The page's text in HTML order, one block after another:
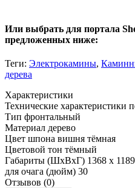
Или выбрать для портала
предложенных ниже:
Теги: Электрокамины,
дерева
Характеристики
Технические характеристики
Тип фронтальный
Материал дерево
Цвет шпона вишня тёмная
Цветовой тон тёмный
Габариты (ШхВхГ) 1368 х
для очага (дюйм) 30
Отзывов (0)